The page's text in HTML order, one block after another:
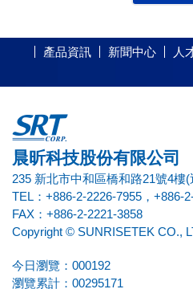
人
新聞中心
產品資訊
晨昕科技股份有限公司
235 新北市中和區橋和路21號4樓
TEL：+886-2-2226-7955，+886-
FAX：+886-2-2221-3858
Copyright © SUNRISETEK CO.,
今日瀏覽：000192
瀏覽累計：00295171